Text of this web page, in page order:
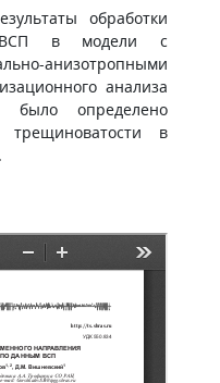
обработки
ВСП в модели с
анизотропными
анализа
было определено
трещиноватости в